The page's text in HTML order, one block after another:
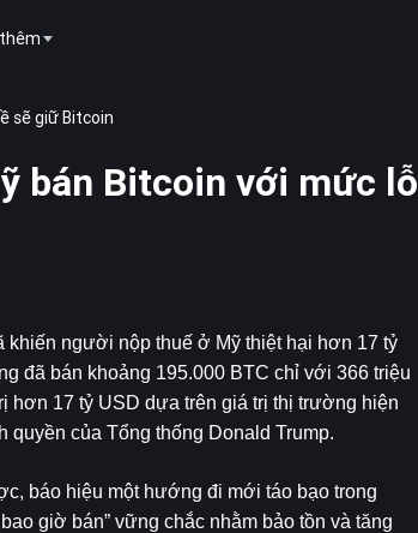
sẽ giữ Bitcoin
bán Bitcoin với mức lỗ
khiến người nộp thuế ở Mỹ thiệt hại hơn 17 tỷ
đã bán khoảng 195.000 BTC chỉ với 366 triệu
hơn 17 tỷ USD dựa trên giá trị thị trường hiện
của Tổng thống Donald Trump.
báo hiệu một hướng đi mới táo bạo trong
giờ bán” vững chắc nhằm bảo tồn và tăng